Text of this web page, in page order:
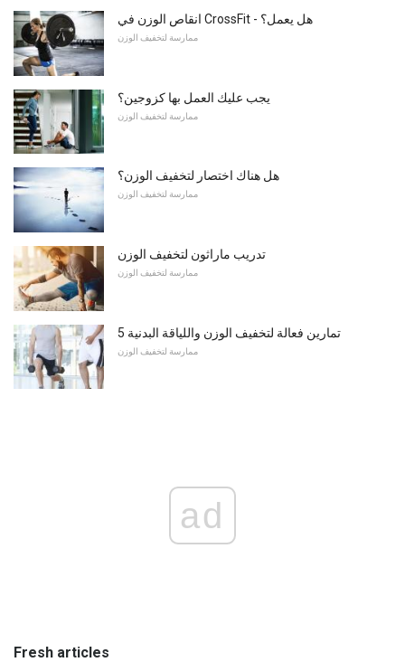
انقاص الوزن في CrossFit - هل يعمل؟
ممارسة لتخفيف الوزن
يجب عليك العمل بها كزوجين؟
ممارسة لتخفيف الوزن
هل هناك اختصار لتخفيف الوزن؟
ممارسة لتخفيف الوزن
تدريب ماراثون لتخفيف الوزن
ممارسة لتخفيف الوزن
5 تمارين فعالة لتخفيف الوزن واللياقة البدنية
ممارسة لتخفيف الوزن
ad
Fresh articles